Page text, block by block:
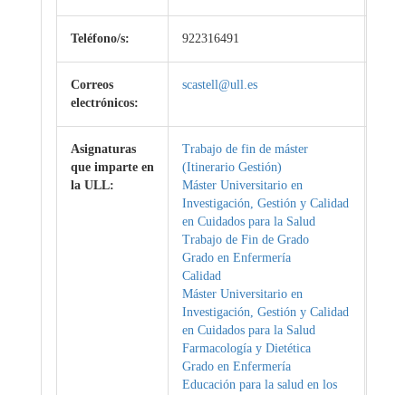
Teléfono/s: 922316491
Correos
electrónicos:
scastell@ull.es
Asignaturas
que imparte en
la ULL:
Trabajo de fin de máster
(Itinerario Gestión)
Máster Universitario en
Investigación, Gestión y Calidad
en Cuidados para la Salud
Trabajo de Fin de Grado
Grado en Enfermería
Calidad
Máster Universitario en
Investigación, Gestión y Calidad
en Cuidados para la Salud
Farmacología y Dietética
Grado en Enfermería
Educación para la salud en los